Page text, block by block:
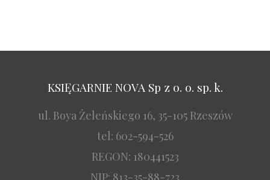
KSIĘGARNIE NOVA Sp z o. o. sp. k.
ul. Boya Żeleńskiego 16, 35-105 Rzeszów
tel: 602-594-526
REGON: 180441523